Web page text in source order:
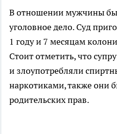
В отношении мужчины
уголовное дело. Суд
1 году и 7 месяцам
Стоит отметить, что
и злоупотребляли
наркотиками, также они
родительских прав.